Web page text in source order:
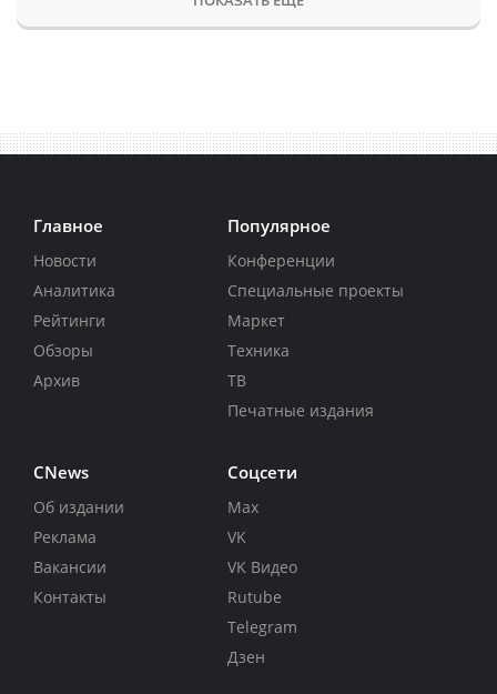
Главное
Новости
Аналитика
Рейтинги
Обзоры
Архив
Популярное
Конференции
Специальные проекты
Маркет
Техника
ТВ
Печатные издания
CNews
Об издании
Реклама
Вакансии
Контакты
Соцсети
Max
VK
VK Видео
Rutube
Telegram
Дзен